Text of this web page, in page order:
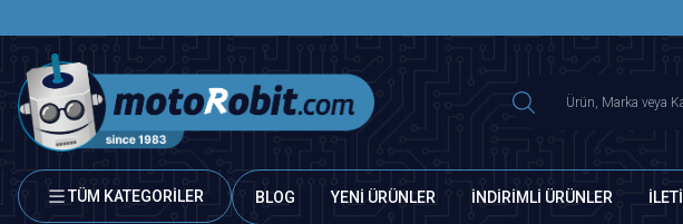
TÜM KATEGORİLER BLOG YENİ ÜRÜNLER İNDİRİMLİ ÜRÜNLER